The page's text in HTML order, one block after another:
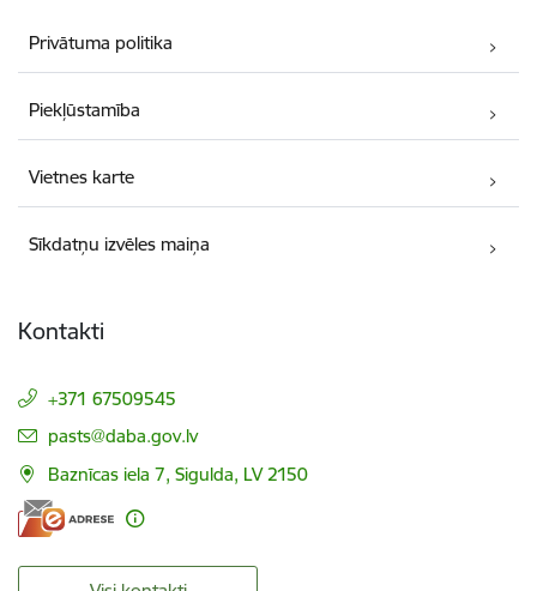
Privātuma politika
Piekļūstamība
Vietnes karte
Sīkdatņu izvēles maiņa
Kontakti
+371 67509545
E-pasts:
pasts@daba.gov.lv
Baznīcas iela 7, Sigulda, LV 2150